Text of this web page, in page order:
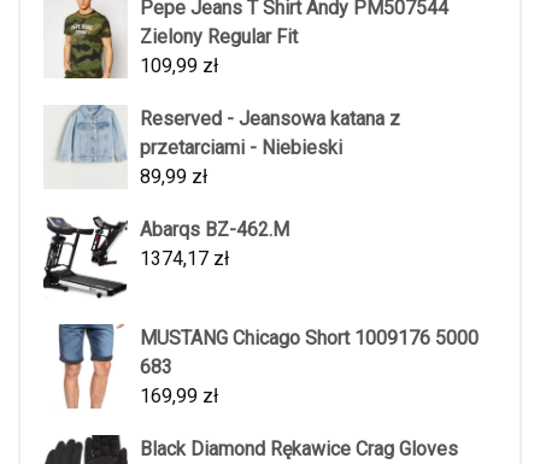
Pepe Jeans T Shirt Andy PM507544
Zielony Regular Fit
109,99 zł
Reserved - Jeansowa katana z
przetarciami - Niebieski
89,99 zł
Abarqs BZ-462.M
1374,17 zł
MUSTANG Chicago Short 1009176 5000
683
169,99 zł
Black Diamond Rękawice Crag Gloves